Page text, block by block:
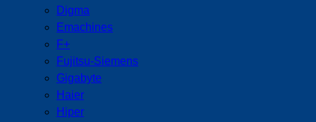
Digma
Emachines
F+
Fujitsu-Siemens
Gigabyte
Haier
Hiper